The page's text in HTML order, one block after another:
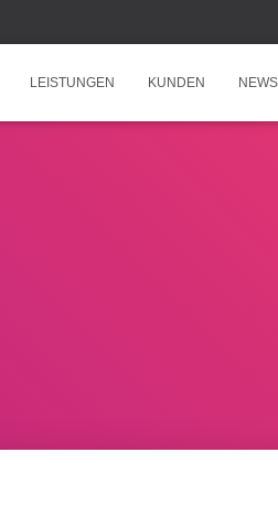
LEISTUNGEN KUNDEN NEWS